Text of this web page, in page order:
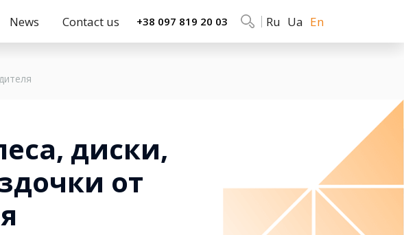
News Contact us +38 097 819 20 03 Ru Ua En
диски,
от